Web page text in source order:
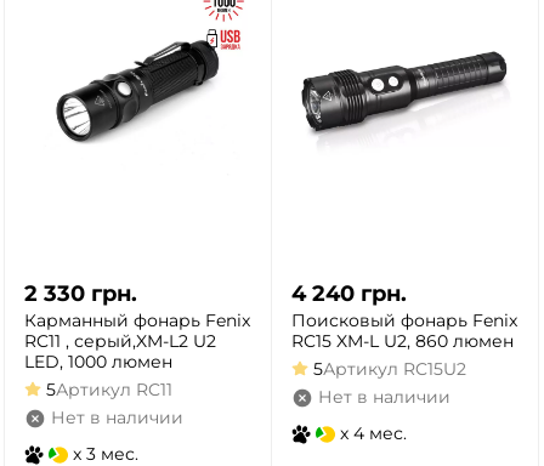
2 330 грн.
Карманный фонарь Fenix
RC11 , серый,XM-L2 U2
LED, 1000 люмен
5Артикул RC11
Нет в наличии
x 3 мес.
4 240 грн.
Поисковый фонарь Fenix
RC15 XM-L U2, 860 люмен
5Артикул RC15U2
Нет в наличии
x 4 мес.